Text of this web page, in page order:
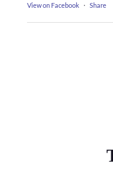
View on Facebook · Share